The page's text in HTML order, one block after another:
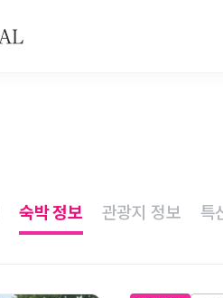
관
숙박 정보 관광지 정보 특